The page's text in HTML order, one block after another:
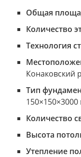
Общая
Количество
Технология
Конаковский
Тип
Количество
Высота
Утепление